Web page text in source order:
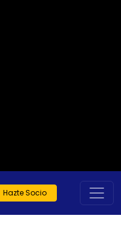
Hazte Socio